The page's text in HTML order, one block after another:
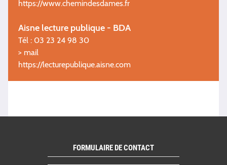
https://www.chemindesdames.fr
Aisne lecture publique - BDA
Tél : 03 23 24 98 30
> mail
https://lecturepublique.aisne.com
FORMULAIRE DE CONTACT